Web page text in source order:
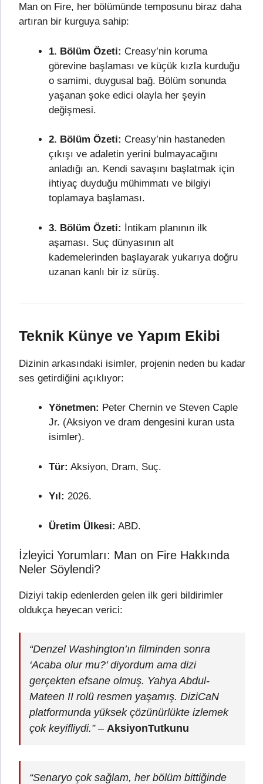
Man on Fire, her bölümünde temposunu biraz daha
artıran bir kurguya sahip:
1. Bölüm Özeti: Creasy’nin koruma
görevine başlaması ve küçük kızla kurduğu
o samimi, duygusal bağ. Bölüm sonunda
yaşanan şoke edici olayla her şeyin
değişmesi.
2. Bölüm Özeti: Creasy’nin hastaneden
çıkışı ve adaletin yerini bulmayacağını
anladığı an. Kendi savaşını başlatmak için
ihtiyaç duyduğu mühimmatı ve bilgiyi
toplamaya başlaması.
3. Bölüm Özeti: İntikam planının ilk
aşaması. Suç dünyasının alt
kademelerinden başlayarak yukarıya doğru
uzanan kanlı bir iz sürüş.
Teknik Künye ve Yapım Ekibi
Dizinin arkasındaki isimler, projenin neden bu kadar
ses getirdiğini açıklıyor:
Yönetmen: Peter Chernin ve Steven Caple
Jr. (Aksiyon ve dram dengesini kuran usta
isimler).
Tür: Aksiyon, Dram, Suç.
Yıl: 2026.
Üretim Ülkesi: ABD.
İzleyici Yorumları: Man on Fire Hakkında
Neler Söylendi?
Diziyi takip edenlerden gelen ilk geri bildirimler
oldukça heyecan verici:
“Denzel Washington’ın filminden sonra
‘Acaba olur mu?’ diyordum ama dizi
gerçekten efsane olmuş. Yahya Abdul-
Mateen II rolü resmen yaşamış. DiziCaN
platformunda yüksek çözünürlükte izlemek
çok keyifliydi.”– AksiyonTutkunu
“Senaryo çok sağlam, her bölüm bittiğinde